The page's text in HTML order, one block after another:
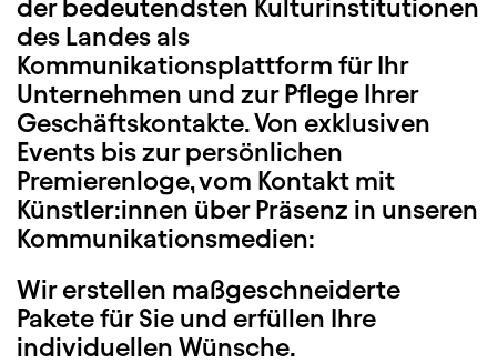
der bedeutendsten Kulturinstitutionen
des Landes als
Kommunikationsplattform für Ihr
Unternehmen und zur Pflege Ihrer
Geschäftskontakte. Von exklusiven
Events bis zur persönlichen
Premierenloge, vom Kontakt mit
Künstler:innen über Präsenz in unseren
Kommunikationsmedien:
Wir erstellen maßgeschneiderte
Pakete für Sie und erfüllen Ihre
individuellen Wünsche.